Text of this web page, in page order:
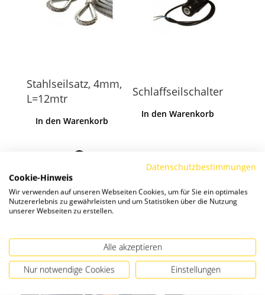
Stahlseilsatz, 4mm,
L=12mtr
In den Warenkorb
Schlaffseilschalter
In den Warenkorb
Datenschutzbestimmungen
Cookie-Hinweis
Wir verwenden auf unseren Webseiten Cookies, um für Sie ein optimales
Nutzererlebnis zu gewährleisten und um Statistiken über die Nutzung
unserer Webseiten zu erstellen.
Alle akzeptieren
Nur notwendige Cookies Einstellungen